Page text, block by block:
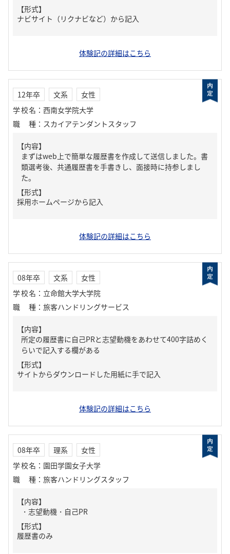
【形式】
ナビサイト（リクナビなど）から記入
体験記の詳細はこちら
12年卒 文系
女性
学校名 ： 西南女学院大学
職種 ： スカイアテンダントスタッフ
【内容】
まずはweb上で簡単な履歴書を作成して送信しました。書
類選考後、共通履歴書を手書きし、面接時に持参しまし
た。
【形式】
採用ホームページから記入
体験記の詳細はこちら
08年卒 文系
女性
学校名 ： 立命館大学大学院
職種 ： 旅客ハンドリングサービス
【内容】
所定の履歴書に自己PRと志望動機をあわせて400字詰めく
らいで記入する欄がある
【形式】
サイトからダウンロードした用紙に手で記入
体験記の詳細はこちら
08年卒 理系
女性
学校名 ： 園田学園女子大学
職種 ： 旅客ハンドリングスタッフ
【内容】
・志望動機・自己PR
【形式】
履歴書のみ